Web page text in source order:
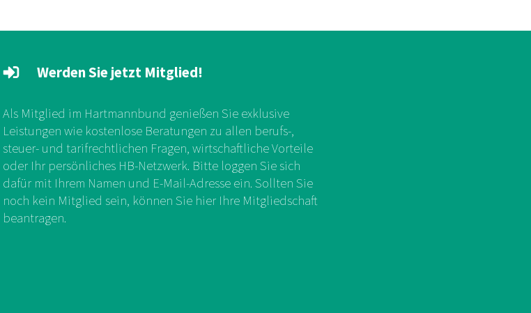
Werden Sie jetzt Mitglied!
Als Mitglied im Hartmannbund genießen Sie exklusive
Leistungen wie kostenlose Beratungen zu allen berufs-,
steuer- und tarifrechtlichen Fragen, wirtschaftliche Vorteile
oder Ihr persönliches HB-Netzwerk. Bitte loggen Sie sich
dafür mit Ihrem Namen und E-Mail-Adresse ein. Sollten Sie
noch kein Mitglied sein, können Sie hier Ihre Mitgliedschaft
beantragen.